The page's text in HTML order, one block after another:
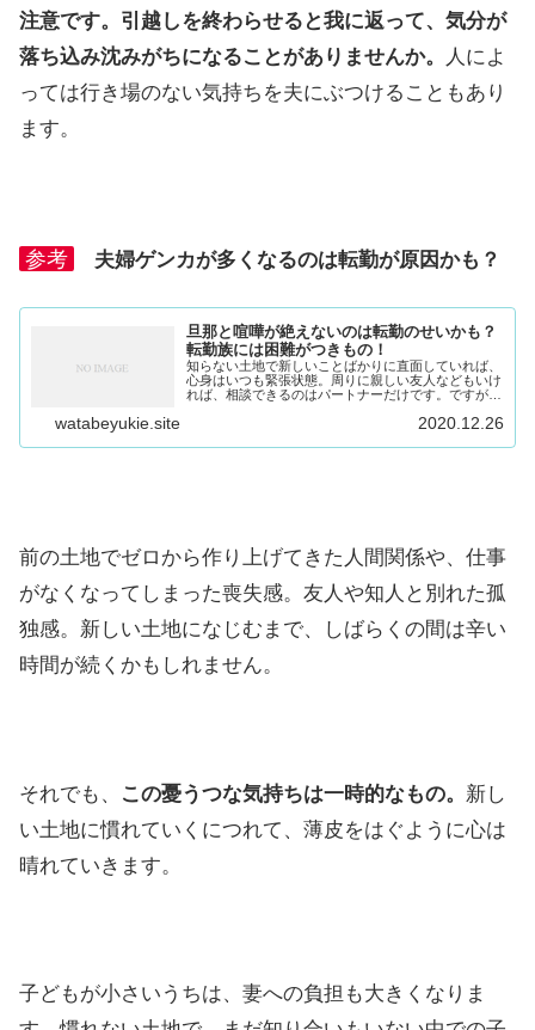
注意です。 引越しを終わらせると我に返って、気分が
落ち込み沈みがちになることがありませんか。
人によ
っては行き場のない気持ちを夫にぶつけることもあり
ます。
参考 夫婦ゲンカが多くなるのは転勤が原因かも？
旦那と喧嘩が絶えないのは転勤のせいかも？
転勤族には困難がつきもの！
知らない土地で新しいことばかりに直面していれば、
心身はいつも緊張状態。周りに親しい友人などもいけ
れば、相談できるのはパートナーだけです。ですが、
も増えます。引越しでケンカが増えたときの解決法を
watabeyukie.site 2020.12.26
前の土地でゼロから作り上げてきた人間関係や、仕事
がなくなってしまった喪失感。友人や知人と別れた孤
独感。新しい土地になじむまで、しばらくの間は辛い
時間が続くかもしれません。
それでも、 この憂うつな気持ちは一時的なもの。 新し
い土地に慣れていくにつれて、薄皮をはぐように心は
晴れていきます。
子どもが小さいうちは、妻への負担も大きくなりま